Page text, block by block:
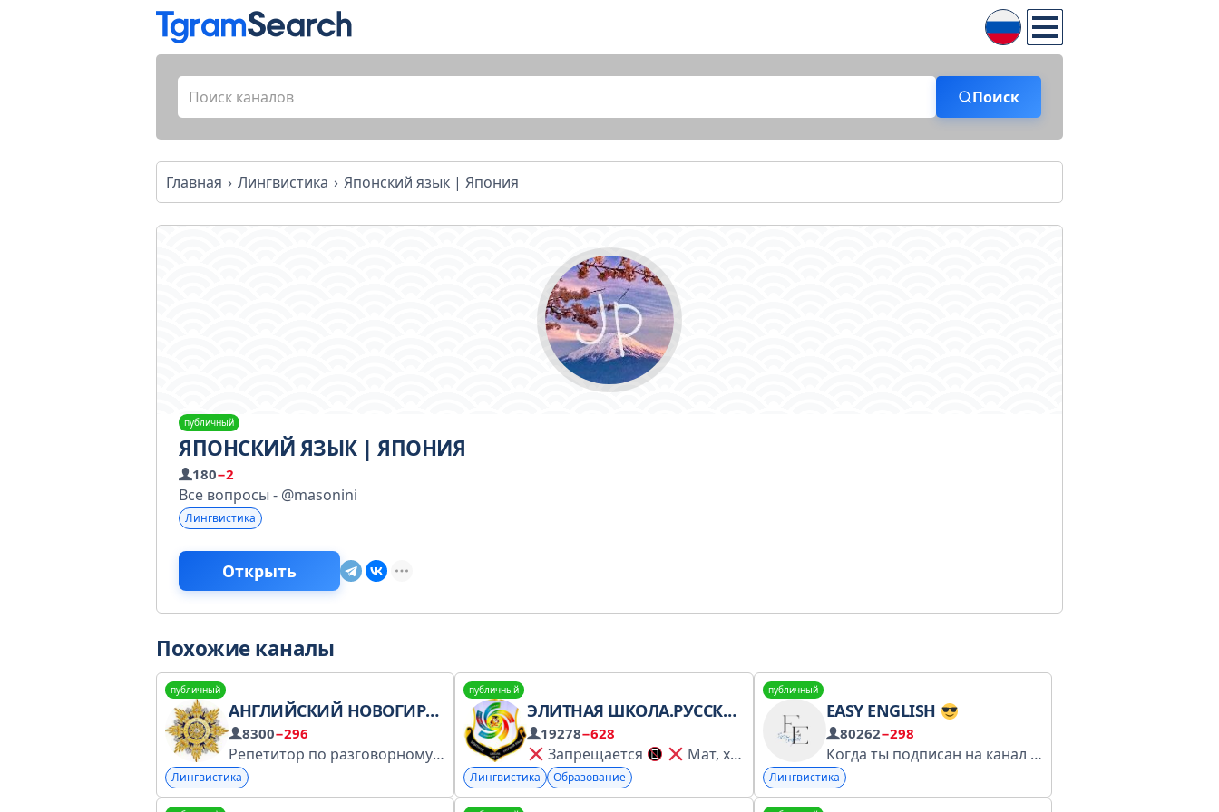
Поиск
Главная Лингвистика Японский язык | Япония
публичный
ЯПОНСКИЙ ЯЗЫК | ЯПОНИЯ
180−2
Все вопросы - @masonini
Лингвистика
Открыть
Похожие каналы
публичный
АНГЛИЙСКИЙ НОВОГИРЕЕВО ПЕРОВО ОНЛАЙН
8300−296
Репетитор по разговорному английскому языку Новогиреево, Перово, онлайн https://english-teacher.moscow @Alex_Bravlin
Лингвистика
публичный
ЭЛИТНАЯ ШКОЛА.РУССКИЙ ЯЗЫК + HD TV
19278−628
Запрещается Мат, хамство, оскорбления. Реклама групп, каналов, услуг.
Лингвистика Образование
публичный
EASY ENGLISH
80262−298
Когда ты подписан на канал “Easy English” учить английский это - просто. Реклама: @tipotipotipo
Лингвистика